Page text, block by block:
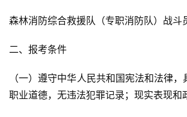
森林消防综合救援队（专职消防队）战斗
二、报考条件
（一）遵守中华人民共和国宪法和法律
职业道德，无违法犯罪记录；现实表现和